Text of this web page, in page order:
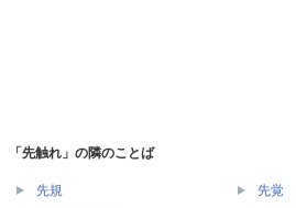
「先触れ」の隣のことば
先規 先覚